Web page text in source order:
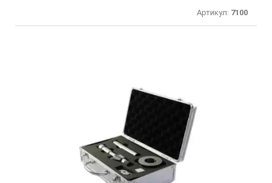
Артикул: 7100